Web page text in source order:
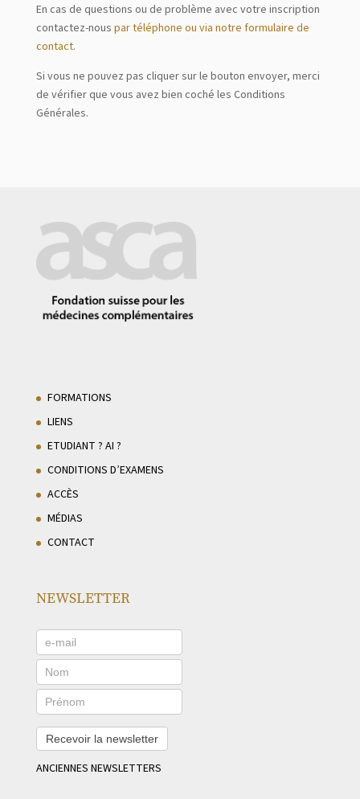
En cas de questions ou de problème avec votre inscription
contactez-nous par téléphone ou via notre formulaire de
contact.
Si vous ne pouvez pas cliquer sur le bouton envoyer, merci
de vérifier que vous avez bien coché les Conditions
Générales.
FORMATIONS
LIENS
ETUDIANT ? AI ?
CONDITIONS D’EXAMENS
ACCÈS
MÉDIAS
CONTACT
NEWSLETTER
Recevoir la newsletter
ANCIENNES NEWSLETTERS